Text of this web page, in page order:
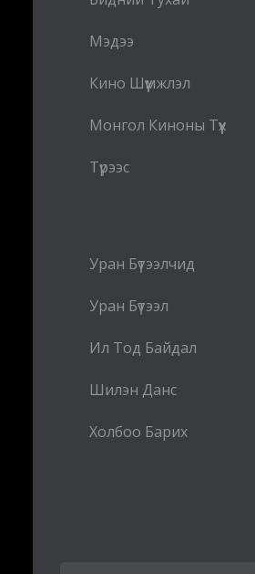
Мэдээ
Кино Шүүмжлэл
Монгол Киноны Түүх
Түрээс
Уран Бүтээлчид
Уран Бүтээл
Ил Тод Байдал
Шилэн Данс
Холбоо Барих